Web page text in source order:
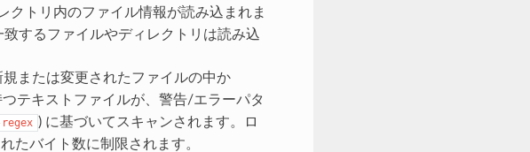
クトリ内のファイル情報が読み込まれま
するファイルやディレクトリは読み込
規または変更されたファイルの中か
テキストファイルが、警告/エラーパタ
) に基づいてスキャンされます。ロ
たバイト数に制限されます。